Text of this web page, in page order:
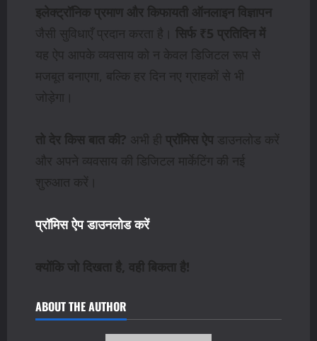
इलेक्ट्रॉनिक प्रमाण और किफायती ऑनलाइन विज्ञापन
जैसी सुविधाएँ प्रदान करता है। सिर्फ ₹5 प्रतिदिन में
यह ऐप आपके व्यवसाय को न केवल डिजिटल रूप से
मजबूत बनाएगा, बल्कि हर दिन नए ग्राहकों से भी
जोड़ेगा।
तो देर किस बात की? अभी ही प्रॉमिस ऐप डाउनलोड करें
और अपने व्यवसाय की डिजिटल मार्केटिंग की नई
शुरुआत करें।
प्रॉमिस ऐप डाउनलोड करें
क्योंकि जो दिखता है, वही बिकता है!
ABOUT THE AUTHOR